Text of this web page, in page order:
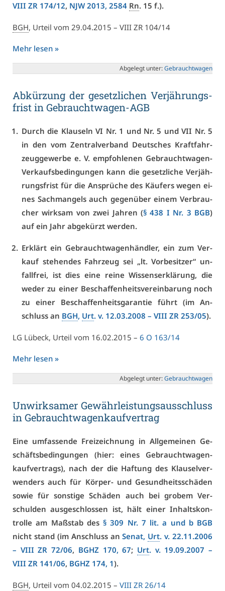
VI­II ZR 174/12, NJW 2013, 2584 Rn. 15 f.).
BGH, Ur­teil vom 29.04.2015 – VI­II ZR 104/14
Mehr le­sen »
Ab­ge­legt un­ter:Ge­braucht­wa­gen
Ab­kür­zung der ge­setz­li­chen Ver­jäh­rungs­
frist in Ge­braucht­wa­gen-AGB
Durch die Klau­seln VI Nr. 1 und Nr. 5 und VII Nr. 5
in den vom Zen­tral­ver­band Deut­sches Kraft­fahr­
zeug­ge­wer­be e. V. emp­foh­le­nen Ge­braucht­wa­gen-
Ver­kaufs­be­din­gun­gen kann die ge­setz­li­che Ver­jäh­
rungs­frist für die An­sprü­che des Käu­fers we­gen ei­
nes Sach­man­gels auch ge­gen­über ei­nem Ver­brau­
cher wirk­sam von zwei Jah­ren (§ 438 I Nr. 3 BGB)
auf ein Jahr ab­ge­kürzt wer­den.
Er­klärt ein Ge­braucht­wa­gen­händ­ler, ein zum Ver­
kauf ste­hen­des Fahr­zeug sei „lt. Vor­be­sit­zer“ un­
fall­frei, ist dies ei­ne rei­ne Wis­sens­er­klä­rung, die
we­der zu ei­ner Be­schaf­fen­heits­ver­ein­ba­rung noch
zu ei­ner Be­schaf­fen­heits­ga­ran­tie führt (im An­
schluss an BGH, Urt. v. 12.03.2008 – VI­II ZR 253/05).
LG Lü­beck, Ur­teil vom 16.02.2015 – 6 O 163/14
Mehr le­sen »
Ab­ge­legt un­ter:Ge­braucht­wa­gen
Un­wirk­sa­mer Ge­währ­leis­tungs­aus­schluss
in Ge­braucht­wa­gen­kauf­ver­trag
Ei­ne um­fas­sen­de Frei­zei­ch­nung in All­ge­mei­nen Ge­
schäfts­be­din­gun­gen (hier: ei­nes Ge­braucht­wa­gen­
kauf­ver­trags), nach der die Haf­tung des Klau­sel­ver­
wen­ders auch für Kör­per- und Ge­sund­heits­schä­den
so­wie für sons­ti­ge Schä­den auch bei gro­bem Ver­
schul­den aus­ge­schlos­sen ist, hält ei­ner In­halts­kon­
trol­le am Maß­stab des § 309 Nr. 7 lit. a und b BGB
nicht stand (im An­schluss anSe­nat, Urt. v. 22.11.2006
– VI­II ZR 72/06, BGHZ 170, 67; Urt. v. 19.09.2007 –
VI­II ZR 141/06, BGHZ 174, 1).
BGH, Ur­teil vom 04.02.2015 – VI­II ZR 26/14